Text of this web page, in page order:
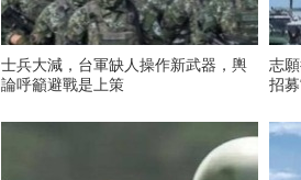
士兵大減，台軍缺人操作新武器，輿
論呼籲避戰是上策
志
招募